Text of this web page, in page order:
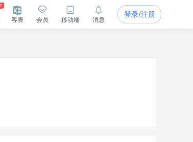
客表 会员 移动端 消息
登录/注册